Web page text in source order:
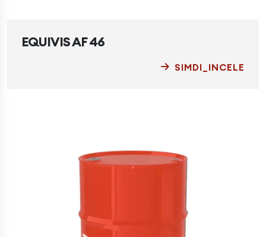
EQUIVIS AF 46
SIMDI_INCELE